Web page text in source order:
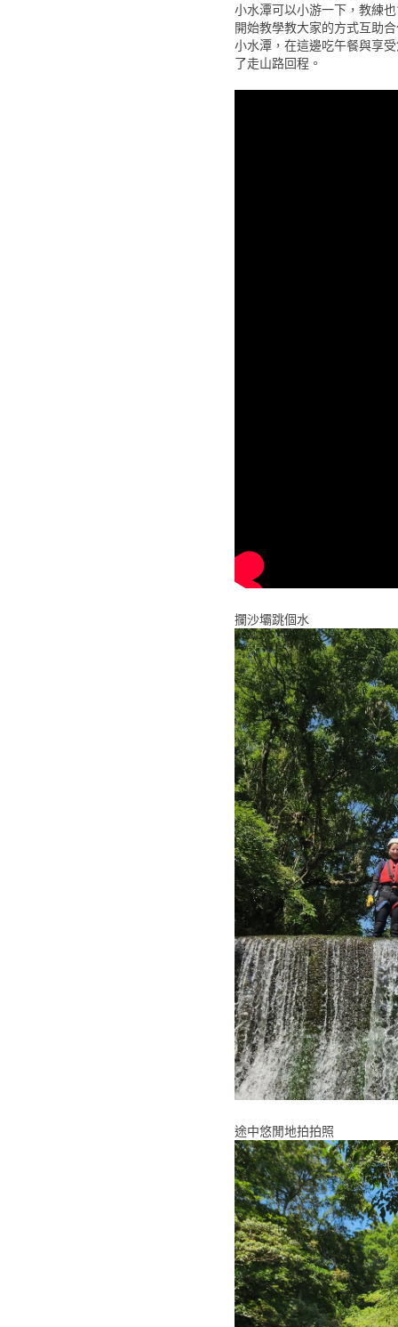
小水潭可以小游一下，教練
開始教學教大家的方式互助
小水潭，在這邊吃午餐與享
了走山路回程。
攔沙壩跳個水
途中悠閒地拍拍照